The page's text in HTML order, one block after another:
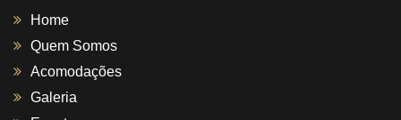
Home
Quem Somos
Acomodações
Galeria